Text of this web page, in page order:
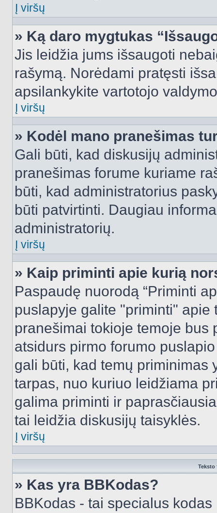
Į viršų
» Ką daro mygtukas
Jis leidžia jums išsaugoti
rašymą. Norėdami pratęsti
apsilankykite vartotojo
Į viršų
» Kodėl mano pranešimas
Gali būti, kad diskusijų
pranešimas forume kuriame
būti, kad administratorius
būti patvirtinti. Daugiau
administratorių.
Į viršų
» Kaip priminti apie kurią
Paspaudę nuorodą “Priminti
puslapyje galite "priminti"
pranešimai tokioje temoje bus
atsidurs pirmo forumo
gali būti, kad temų priminimas
tarpas, nuo kuriuo leidžiama
galima priminti ir
tai leidžia diskusijų taisyklės.
Į viršų
Teksto
» Kas yra BBKodas?
BBKodas - tai specialus